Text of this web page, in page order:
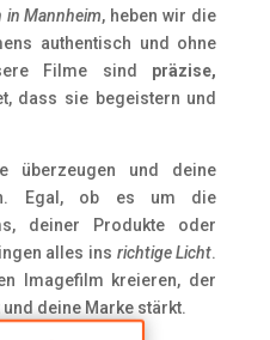
Mannheim, heben wir die
authentisch und ohne
Filme sind präzise,
dass sie begeistern und
überzeugen und deine
Egal, ob es um die
deiner Produkte oder
alles ins richtige Licht.
Imagefilm kreieren, der
deine Marke stärkt.